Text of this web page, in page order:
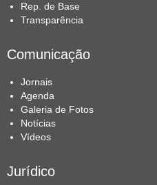
Rep. de Base
Transparência
Comunicação
Jornais
Agenda
Galeria de Fotos
Notícias
Vídeos
Jurídico